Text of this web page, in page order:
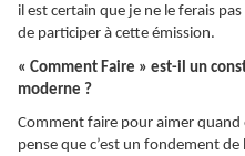
il est certain que je ne le ferais
de participer à cette émission.
« Comment Faire » est-il un
moderne ?
Comment faire pour aimer quand
pense que c’est un fondement de